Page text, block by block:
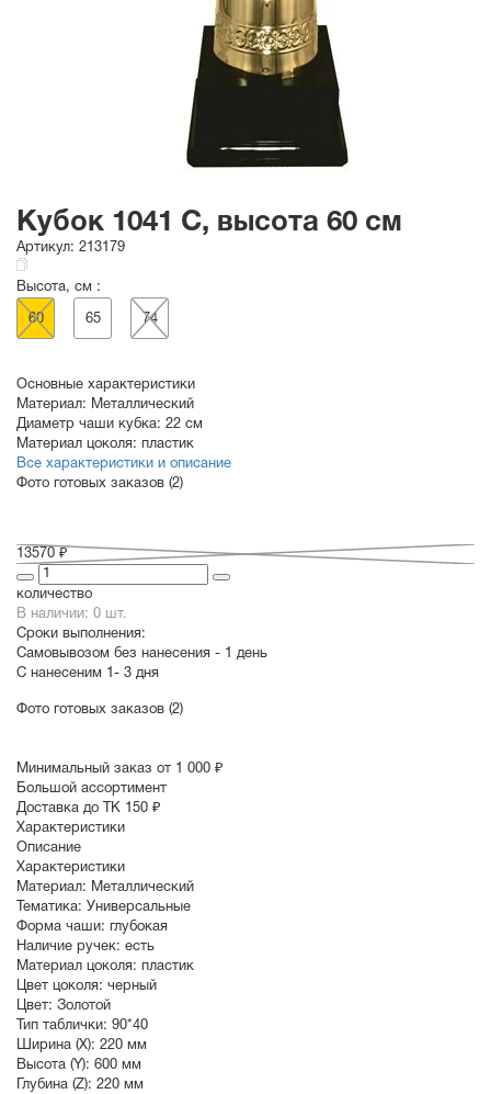
Кубок 1041 C, высота 60 см
Артикул: 213179
Высота, см :
60 65 74
Основные характеристики
Материал: Металлический
Диаметр чаши кубка: 22 см
Материал цоколя: пластик
Все характеристики и описание
Фото готовых заказов (2)
13570 ₽
количество
В наличии: 0 шт.
Сроки выполнения:
Самовывозом без нанесения - 1 день
С нанесеним 1- 3 дня
Фото готовых заказов (2)
Минимальный заказ от 1 000 ₽
Большой ассортимент
Доставка до ТК 150 ₽
Характеристики
Описание
Характеристики
Материал: Металлический
Тематика: Универсальные
Форма чаши: глубокая
Наличие ручек: есть
Материал цоколя: пластик
Цвет цоколя: черный
Цвет: Золотой
Тип таблички: 90*40
Ширина (X): 220 мм
Высота (Y): 600 мм
Глубина (Z): 220 мм